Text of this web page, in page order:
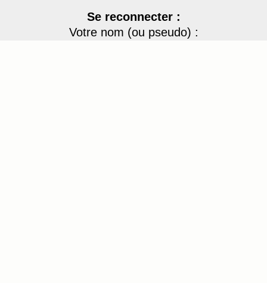
Se reconnecter :
Votre nom (ou pseudo) :